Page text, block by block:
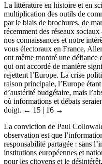
La littérature en histoire et en
multiplication des outils de
par le biais de brochures, de
récemment des réseaux
nos connaissances et notre
vous électoraux en France,
ont même montré une défiance
qui ont accordé de manière
rejettent l’Europe. La crise
raison principale, l’Europe
d’austérité budgétaire, mais
où informations et débats
doigt. ← 15 | 16 →
La conviction de Paul
observation est que
responsabilité partagée : sans
institutions européennes et
pour les citoyens et le